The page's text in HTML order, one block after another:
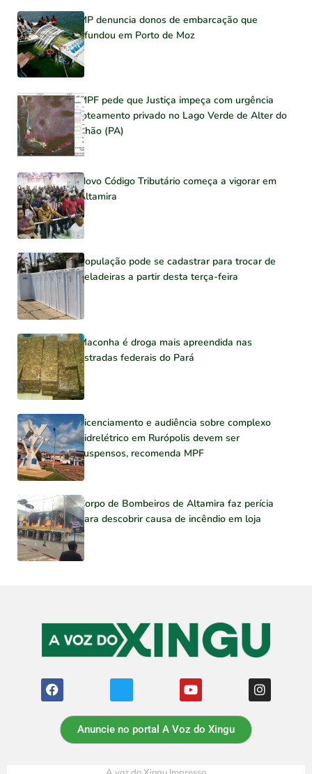
MP denuncia donos de embarcação que
afundou em Porto de Moz
MPF pede que Justiça impeça com urgência
loteamento privado no Lago Verde de Alter do
Chão (PA)
Novo Código Tributário começa a vigorar em
Altamira
População pode se cadastrar para trocar de
geladeiras a partir desta terça-feira
Maconha é droga mais apreendida nas
estradas federais do Pará
Licenciamento e audiência sobre complexo
hidrelétrico em Rurópolis devem ser
suspensos, recomenda MPF
Corpo de Bombeiros de Altamira faz perícia
para descobrir causa de incêndio em loja
Anuncie no portal A Voz do Xingu